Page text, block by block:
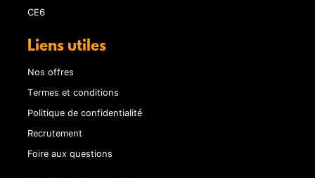
CE6
Liens utiles
Nos offres
Termes et conditions
Politique de confidentialité
Recrutement
Foire aux questions